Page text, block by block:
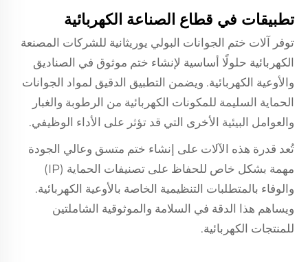
تطبيقات في قطاع الصناعة الكهربائية
توفر آلات ختم الجوانات البولي يوريثانية للشركات المصنعة
الكهربائية حلولًا أساسية لإنشاء ختم موثوق في الصناديق
والأوعية الكهربائية. ويضمن التطبيق الدقيق لمواد الجوانات
الحماية السليمة للمكونات الكهربائية من الرطوبة والغبار
والعوامل البيئية الأخرى التي قد تؤثر على الأداء الوظيفي.
تُعد قدرة هذه الآلات على إنشاء ختم متسق وعالي الجودة
مهمة بشكل خاص للحفاظ على تصنيفات الحماية (IP)
والوفاء بالمتطلبات التنظيمية الخاصة بالأوعية الكهربائية.
ويساهم هذا الدقة في السلامة والموثوقية الشاملتين
للمنتجات الكهربائية.